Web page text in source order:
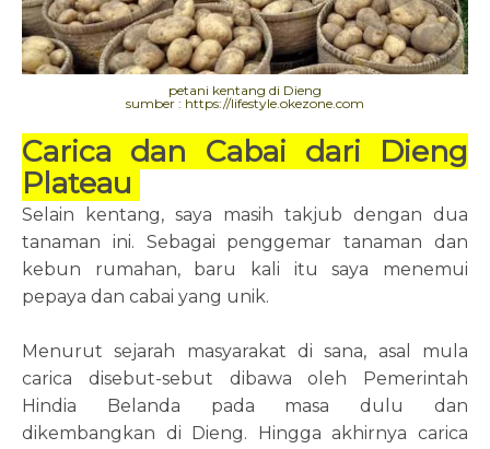
petani kentang di Dieng
sumber : https://lifestyle.okezone.com
Carica dan Cabai dari Dieng
Plateau
Selain kentang, saya masih takjub dengan dua
tanaman ini. Sebagai penggemar tanaman dan
kebun rumahan, baru kali itu saya menemui
pepaya dan cabai yang unik.
Menurut sejarah masyarakat di sana, asal mula
carica disebut-sebut dibawa oleh Pemerintah
Hindia Belanda pada masa dulu dan
dikembangkan di Dieng. Hingga akhirnya carica